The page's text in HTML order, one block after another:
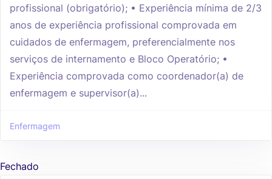
profissional (obrigatório); • Experiência mínima de 2/3
anos de experiência profissional comprovada em
cuidados de enfermagem, preferencialmente nos
serviços de internamento e Bloco Operatório; •
Experiência comprovada como coordenador(a) de
enfermagem e supervisor(a)...
Enfermagem
Fechado